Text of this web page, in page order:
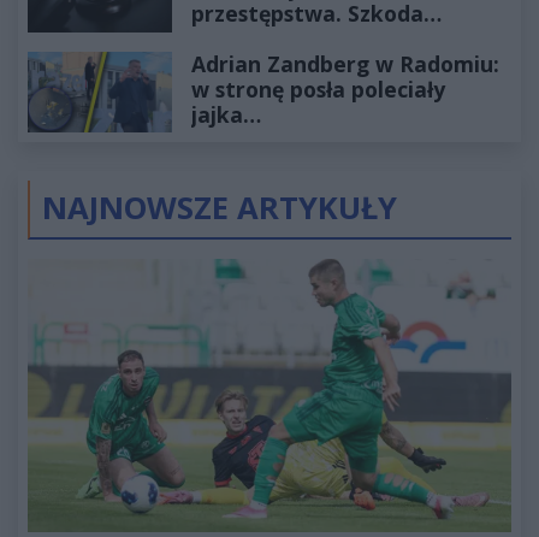
przestępstwa. Szkoda
złotych
Adrian Zandberg w Radomiu:
w stronę posła poleciały
jajka…
NAJNOWSZE ARTYKUŁY